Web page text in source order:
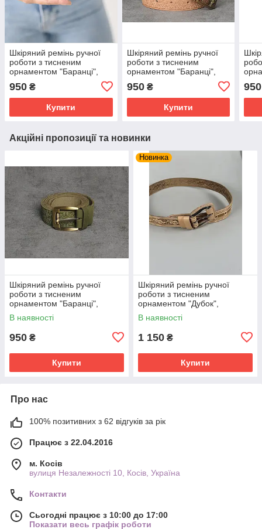
Шкіряний ремінь ручної
роботи з тисненим
орнаментом "Баранці",
червоного кольору
950 ₴
Купити
Шкіряний ремінь ручної
роботи з тисненим
орнаментом "Баранці",
бежевого кольору
950₴
Купити
950
Акційні пропозиції та новинки
Шкіряний ремінь ручної
роботи з тисненим
орнаментом "Баранці",
натуральна шкіра 4 мм,
оливкового кольору
В наявності
950 ₴
Купити
Новинка
Шкіряний ремінь ручної
роботи з тисненим
орнаментом "Дубок",
натуральна шкіра 3,5 см,
бежевого кольору
В наявності
1 150 ₴
Купити
Про нас
100% позитивних з 62 відгуків за рік
Працює з 22.04.2016
м. Косів
вулиця Незалежності 10, Косів, Україна
Контакти
Сьогодні працює з 10:00 до 17:00
Показати весь графік роботи